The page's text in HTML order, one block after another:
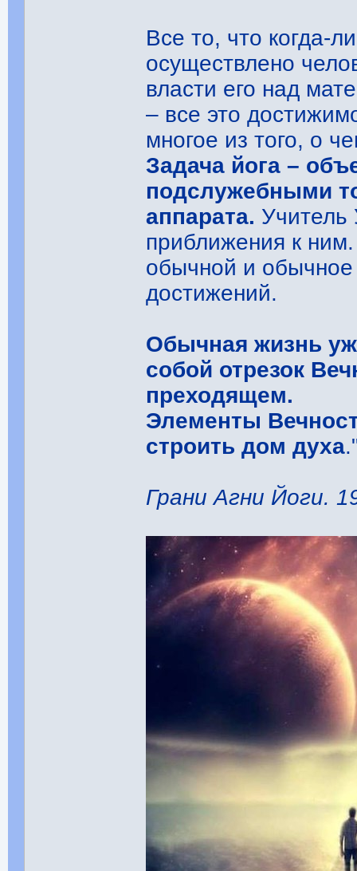
Все то, что когда-
осуществлено
власти его над
– все это
многое из того, о
Задача йога –
подслужебными
аппарата. Учитель
приближения к
обычной и обычное
достижений.
Обычная жизнь
собой отрезок
преходящем.
Элементы
строить дом духа
Грани Агни Йоги.